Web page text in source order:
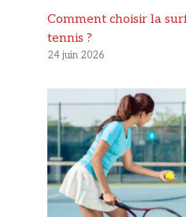
Comment choisir la
tennis ?
24 juin 2026